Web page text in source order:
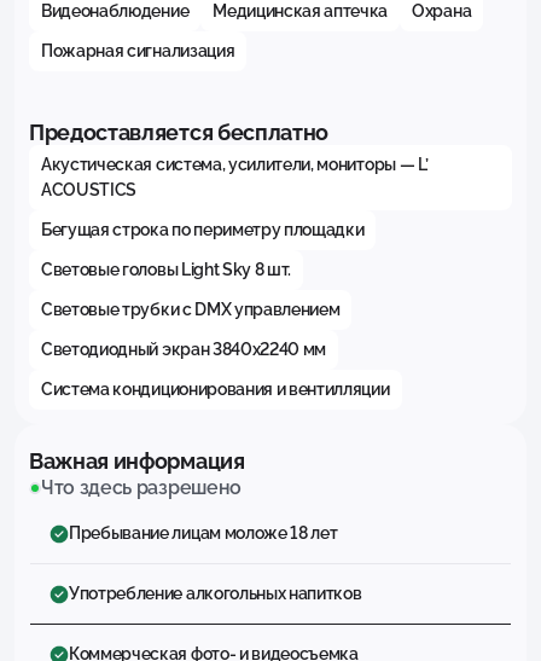
Видеонаблюдение Медицинская аптечка Охрана
Пожарная сигнализация
Предоставляется бесплатно
Акустическая система, усилители, мониторы — L’
ACOUSTICS
Бегущая строка по периметру площадки
Световые головы Light Sky 8 шт.
Световые трубки с DMX управлением
Светодиодный экран 3840х2240 мм
Система кондиционирования и вентилляции
Важная информация
Что здесь разрешено
Пребывание лицам моложе 18 лет
Употребление алкогольных напитков
Коммерческая фото- и видеосъемка